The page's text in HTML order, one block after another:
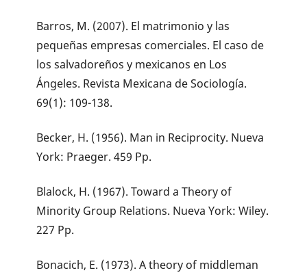
Barros, M. (2007). El matrimonio y las
pequeñas empresas comerciales. El caso de
los salvadoreños y mexicanos en Los
Ángeles. Revista Mexicana de Sociología.
69(1): 109-138.
Becker, H. (1956). Man in Reciprocity. Nueva
York: Praeger. 459 Pp.
Blalock, H. (1967). Toward a Theory of
Minority Group Relations. Nueva York: Wiley.
227 Pp.
Bonacich, E. (1973). A theory of middleman